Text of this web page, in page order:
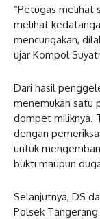
“Petugas melihat
melihat
mencurigakan,
ujar Kompol
Dari hasil
menemukan satu
dompet miliknya.
dengan
untuk
bukti maupun
Selanjutnya, DS
Polsek